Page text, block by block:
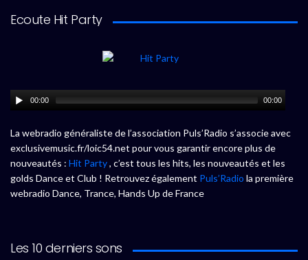
Ecoute Hit Party
00:00 00:00
La webradio généraliste de l’association Puls’Radio s’associe avec
exclusivemusic.fr/loic54.net pour vous garantir encore plus de
nouveautés : Hit Party, c’est tous les hits, les nouveautés et les
golds Dance et Club ! Retrouvez également Puls’Radio la première
webradio Dance, Trance, Hands Up de France
Les 10 derniers sons